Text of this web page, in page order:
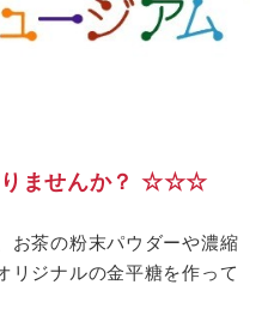
ませんか？ ☆☆☆
お茶の粉末パウダーや濃縮
リジナルの金平糖を作って